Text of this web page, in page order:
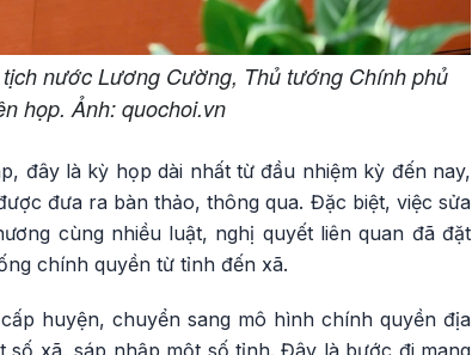
nước Lương Cường, Thủ tướng Chính phủ
họp. Ảnh: quochoi.vn
đây là kỳ họp dài nhất từ đầu nhiệm kỳ đến nay,
đưa ra bàn thảo, thông qua. Đặc biệt, việc sửa
cùng nhiều luật, nghị quyết liên quan đã đặt
chính quyền từ tỉnh đến xã.
huyện, chuyển sang mô hình chính quyền địa
xã, sáp nhập một số tỉnh. Đây là bước đi mang